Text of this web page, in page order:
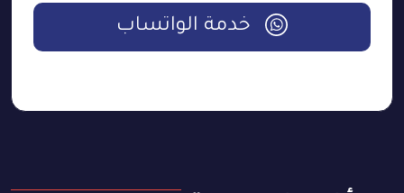
خدمة الواتساب